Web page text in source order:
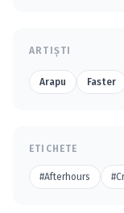
ARTIȘTI
Arapu Faster
ETICHETE
#Afterhours